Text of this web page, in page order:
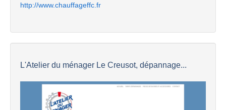
http://www.chauffageffc.fr
L'Atelier du ménager Le Creusot, dépannage...